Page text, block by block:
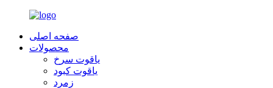
صفحه اصلی
محصولات
یاقوت سرخ
یاقوت کبود
زمرد